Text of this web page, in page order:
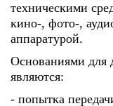
техническими
кино-, фото-,
аппаратурой.
Основаниями для
являются:
- попытка